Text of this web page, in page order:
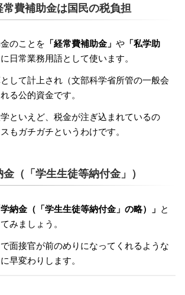
常費補助金は国民の税負担
のことを 「経常費補助金」 や 「私学助
日常業務用語として使います。
して計上され（文部科学省所管の一般会
る公的資金です。
といえど、税金が注ぎ込まれているの
もガチガチというわけです。
（「学生生徒等納付金」）
学納金（「学生生徒等納付金」の略）」 と
みましょう。
面接官が前のめりになってくれるような
早変わりします。